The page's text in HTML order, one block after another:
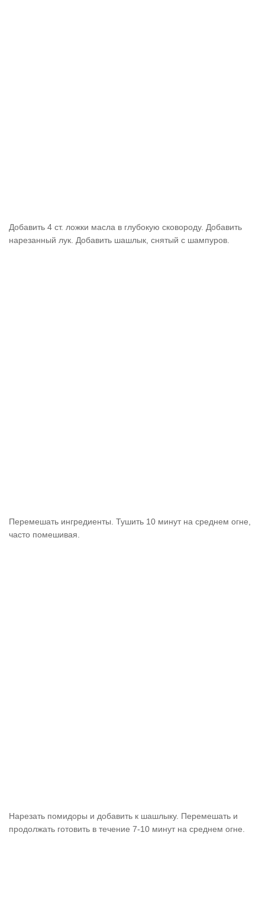
Добавить 4 ст. ложки масла в глубокую сковороду. Добавить
нарезанный лук. Добавить шашлык, снятый с шампуров.
Перемешать ингредиенты. Тушить 10 минут на среднем огне,
часто помешивая.
Нарезать помидоры и добавить к шашлыку. Перемешать и
продолжать готовить в течение 7-10 минут на среднем огне.